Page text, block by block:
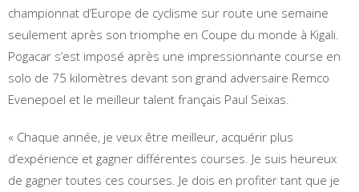
championnat d’Europe de cyclisme sur route une semaine
seulement après son triomphe en Coupe du monde à Kigali.
Pogacar s’est imposé après une impressionnante course en
solo de 75 kilomètres devant son grand adversaire Remco
Evenepoel et le meilleur talent français Paul Seixas.
« Chaque année, je veux être meilleur, acquérir plus
d’expérience et gagner différentes courses. Je suis heureux
de gagner toutes ces courses. Je dois en profiter tant que je